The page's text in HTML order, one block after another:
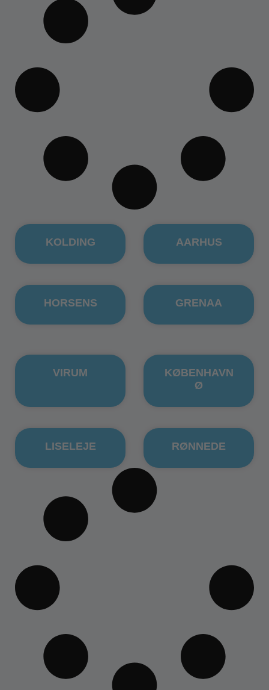
KOLDING AARHUS
HORSENS GRENAA
VIRUM
KØBENHAVN
Ø
LISELEJE RØNNEDE